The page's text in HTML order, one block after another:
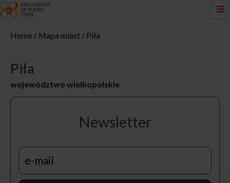
Home Mapa miast Piła
Piła
województwo wielkopolskie
Newsletter